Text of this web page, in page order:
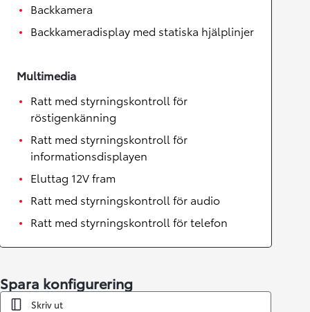
Backkamera
Backkameradisplay med statiska hjälplinjer
Multimedia
Ratt med styrningskontroll för
röstigenkänning
Ratt med styrningskontroll för
informationsdisplayen
Eluttag 12V fram
Ratt med styrningskontroll för audio
Ratt med styrningskontroll för telefon
Spara konfigurering
Skriv ut